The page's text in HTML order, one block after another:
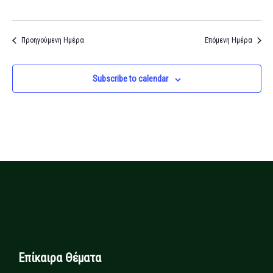
Προηγούμενη Ημέρα Επόμενη Ημέρα
Subscribe to calendar
Επίκαιρα Θέματα